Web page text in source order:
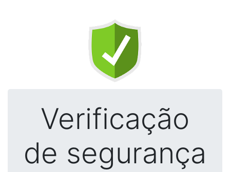
Verificação
de segurança